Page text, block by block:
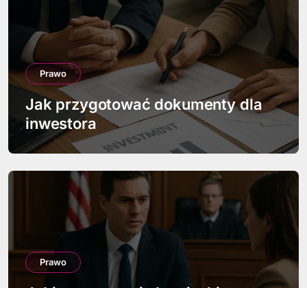
a
p
i
s
Prawo
Jak przygotować dokumenty dla
inwestora
Prawo